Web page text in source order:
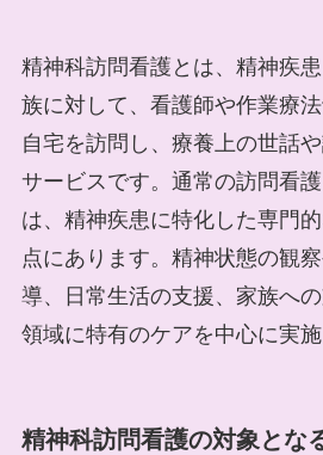
精神科訪問看護とは、精神疾
族に対して、看護師や作業療
自宅を訪問し、療養上の世話
サービスです。通常の訪問看
は、精神疾患に特化した専門
点にあります。精神状態の観
導、日常生活の支援、家族へ
領域に特有のケアを中心に実施
精神科訪問看護の対象とな